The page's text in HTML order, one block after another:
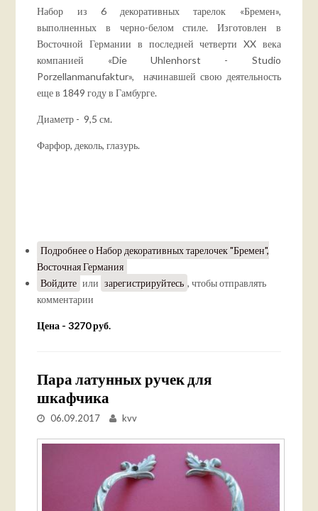
Набор из 6 декоративных тарелок «Бремен»,
выполненных в черно-белом стиле. Изготовлен в
Восточной Германии в последней четверти XX века
компанией «Die Uhlenhorst - Studio
Porzellanmanufaktur», начинавшей свою деятельность
еще в 1849 году в Гамбурге.
Диаметр - 9,5 см.
Фарфор, деколь, глазурь.
Подробнеео Набор декоративных тарелочек "Бремен",
Восточная Германия
Войдите или зарегистрируйтесь , чтобы отправлять
комментарии
Цена - 3270 руб.
Пара латунных ручек для
шкафчика
06.09.2017 kvv